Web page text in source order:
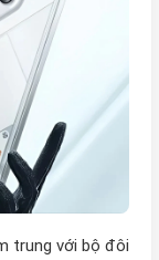
trung với bộ đôi